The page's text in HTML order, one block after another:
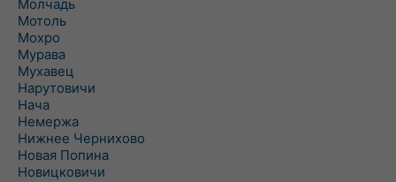
Молчадь
Мотоль
Мохро
Мурава
Мухавец
Нарутовичи
Нача
Немержа
Нижнее Чернихово
Новая Попина
Новицковичи